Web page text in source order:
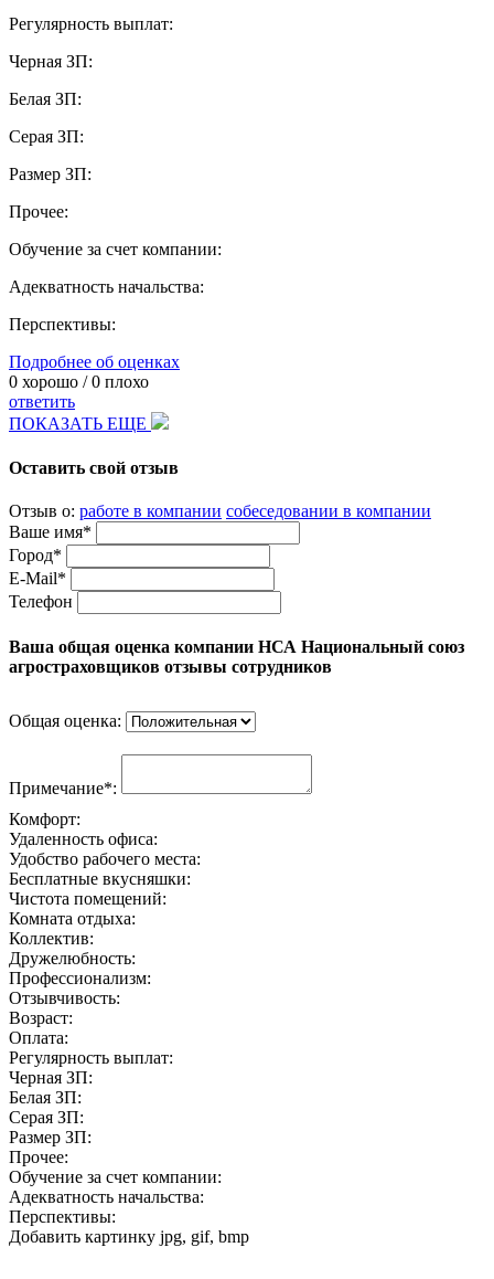
Регулярность выплат:
Черная ЗП:
Белая ЗП:
Серая ЗП:
Размер ЗП:
Прочее:
Обучение за счет компании:
Адекватность начальства:
Перспективы:
Подробнее об оценках
0 хорошо /0 плохо
ответить
ПОКАЗАТЬ ЕЩЕ
Оставить свой отзыв
Отзыв о: работе в компании собеседовании в компании
Ваше имя*
Город*
E-Mail*
Телефон
Ваша общая оценка компании НСА Национальный союз
агростраховщиков отзывы сотрудников
Общая оценка:
Примечание*:
Комфорт:
Удаленность офиса:
Удобство рабочего места:
Бесплатные вкусняшки:
Чистота помещений:
Комната отдыха:
Коллектив:
Дружелюбность:
Профессионализм:
Отзывчивость:
Возраст:
Оплата:
Регулярность выплат:
Черная ЗП:
Белая ЗП:
Серая ЗП:
Размер ЗП:
Прочее:
Обучение за счет компании:
Адекватность начальства:
Перспективы:
Добавить картинку jpg, gif, bmp